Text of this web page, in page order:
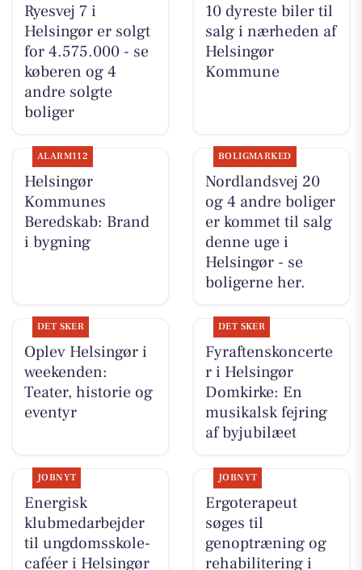
Ryesvej 7 i
Helsingør er solgt
for 4.575.000 - se
køberen og 4
andre solgte
boliger
10 dyreste biler til
salg i nærheden af
Helsingør
Kommune
ALARM112
Helsingør
Kommunes
Beredskab: Brand
i bygning
BOLIGMARKED
Nordlandsvej 20
og 4 andre boliger
er kommet til salg
denne uge i
Helsingør - se
boligerne her.
DET SKER
Oplev Helsingør i
weekenden:
Teater, historie og
eventyr
DET SKER
Fyraftenskoncerte
r i Helsingør
Domkirke: En
musikalsk fejring
af byjubilæet
JOBNYT
Energisk
klubmedarbejder
til ungdomsskole-
caféer i Helsingør
JOBNYT
Ergoterapeut
søges til
genoptræning og
rehabilitering i